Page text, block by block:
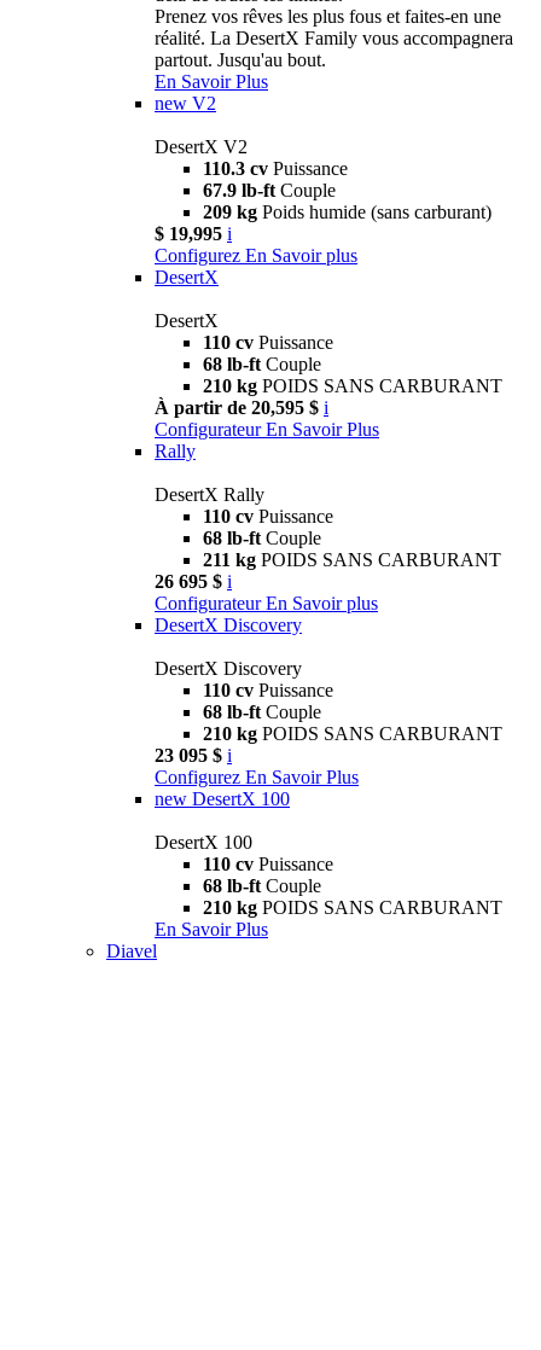
Prenez vos rêves les plus fous et faites-en une
réalité. La DesertX Family vous accompagnera
partout. Jusqu'au bout.
En Savoir Plus
new V2
DesertX V2
110.3 cv Puissance
67.9 lb-ft Couple
209 kg Poids humide (sans carburant)
$ 19,995 i
Configurez En Savoir plus
DesertX
DesertX
110 cv Puissance
68 lb-ft Couple
210 kg POIDS SANS CARBURANT
À partir de 20,595 $ i
Configurateur En Savoir Plus
Rally
DesertX Rally
110 cv Puissance
68 lb-ft Couple
211 kg POIDS SANS CARBURANT
26 695 $ i
Configurateur En Savoir plus
DesertX Discovery
DesertX Discovery
110 cv Puissance
68 lb-ft Couple
210 kg POIDS SANS CARBURANT
23 095 $ i
Configurez En Savoir Plus
new DesertX 100
DesertX 100
110 cv Puissance
68 lb-ft Couple
210 kg POIDS SANS CARBURANT
En Savoir Plus
Diavel